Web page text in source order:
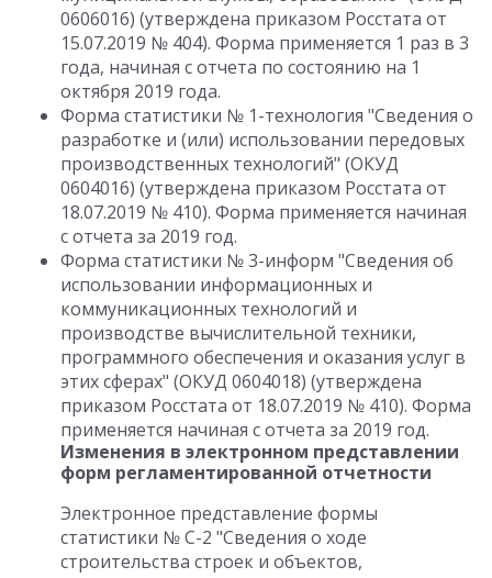
0606016) (утверждена приказом Росстата от
15.07.2019 № 404). Форма применяется 1 раз в 3
года, начиная с отчета по состоянию на 1
октября 2019 года.
Форма статистики № 1-технология "Сведения о
разработке и (или) использовании передовых
производственных технологий" (ОКУД
0604016) (утверждена приказом Росстата от
18.07.2019 № 410). Форма применяется начиная
с отчета за 2019 год.
Форма статистики № 3-информ "Сведения об
использовании информационных и
коммуникационных технологий и
производстве вычислительной техники,
программного обеспечения и оказания услуг в
этих сферах" (ОКУД 0604018) (утверждена
приказом Росстата от 18.07.2019 № 410). Форма
применяется начиная с отчета за 2019 год.
Изменения в электронном представлении
форм регламентированной отчетности
Электронное представление формы
статистики № С-2 "Сведения о ходе
строительства строек и объектов,